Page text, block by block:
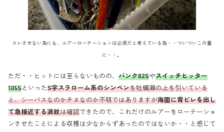
スレさせない為にも、ルアーローテーションは必須だと考えている為・・ついついこの量
に・・。
ただ・・ヒットには至らないものの、 バンク82Sやスイッチヒッター
105SといったS字スラローム系のシンペンを牡蠣瀬の上を引いている
と、シーバスなのかチヌなのか不明ではありますが海面に背ビレを出し
て急接近する波紋は確認できたので、これだけのルアーをローテーショ
ンさせたことによる収穫は少なからずあったのではないか・・と感じて